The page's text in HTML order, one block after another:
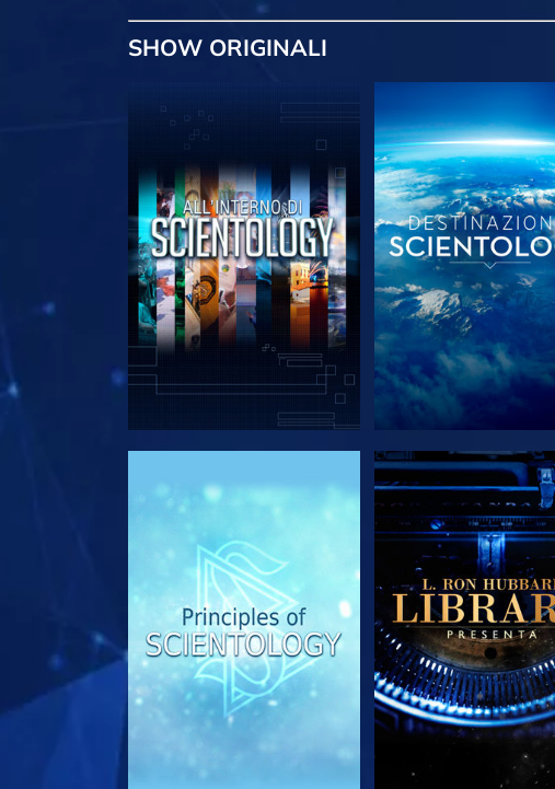
SHOW ORIGINALI
ESPLORA LE SERIE ESPLORA LE SERIE